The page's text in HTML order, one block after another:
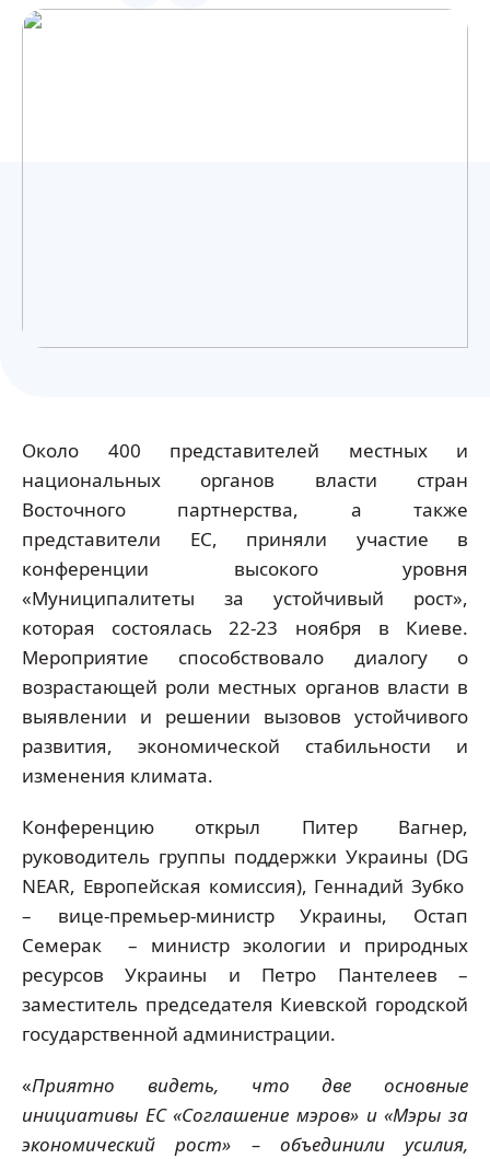
Около 400 представителей местных и
национальных органов власти стран
Восточного партнерства, а также
представители ЕС, приняли участие в
конференции высокого уровня
«Муниципалитеты за устойчивый рост»,
которая состоялась 22-23 ноября в Киеве.
Мероприятие способствовало диалогу о
возрастающей роли местных органов власти в
выявлении и решении вызовов устойчивого
развития, экономической стабильности и
изменения климата.
Конференцию открыл Питер Вагнер,
руководитель группы поддержки Украины (DG
NEAR, Европейская комиссия), Геннадий Зубко
– вице-премьер-министр Украины, Остап
Семерак – министр экологии и природных
ресурсов Украины и Петро Пантелеев –
заместитель председателя Киевской городской
государственной администрации.
«Приятно видеть, что две основные
инициативы ЕС «Соглашение мэров» и «Мэры за
экономический рост» – объединили усилия,